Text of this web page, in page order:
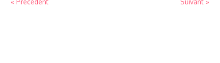
« Précédent Suivant »